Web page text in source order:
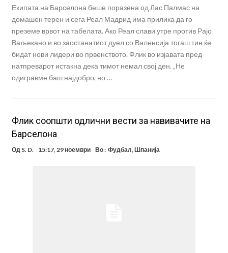
Екипата на Барселона беше поразена од Лас Палмас на
домашен терен и сега Реал Мадрид има прилика да го
преземе врвот на табелата. Ако Реал слави утре против Рајо
Ваљекано и во заостанатиот дуел со Валенсија тогаш тие ќе
бидат нови лидери во првенството. Флик во изјавата пред
натпреварот истакна дека тимот немал свој ден. „Не
одигравме баш најдобро, но …
Флик соопшти одлични вести за навивачите на
Барселона
Од S. D. 15:17, 29 ноември Во : Фудбал,Шпанија